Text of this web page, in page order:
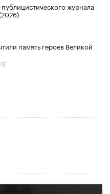
журнала
память героев Великой